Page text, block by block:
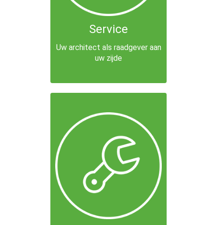
Service
Uw architect als raadgever aan
uw zijde